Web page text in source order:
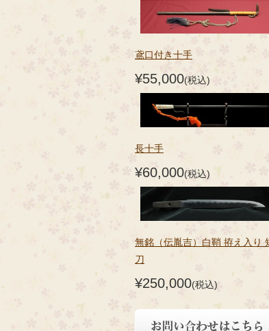
鳶口付き十手
¥55,000(税込)
長十手
¥60,000(税込)
無銘（伝胤吉）白鞘 拵え入り
刀
¥250,000(税込)